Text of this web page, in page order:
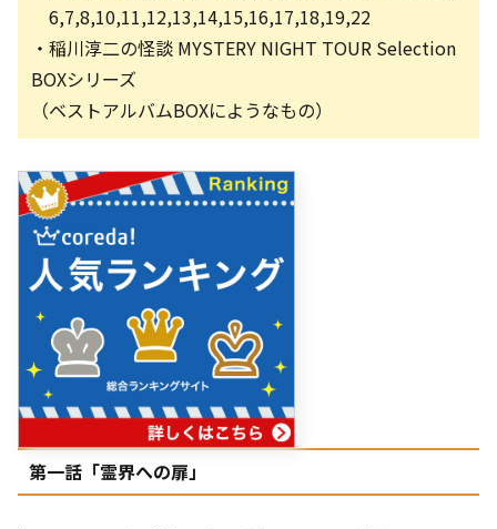
6,7,8,10,11,12,13,14,15,16,17,18,19,22
・稲川淳二の怪談 MYSTERY NIGHT TOUR Selection
BOXシリーズ
（ベストアルバムBOXにようなもの）
第一話「霊界への扉」